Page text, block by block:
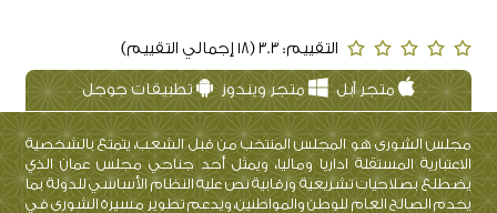
التقييم: 3.3 (18 إجمالي التقييم)
متجر آبل متجر ويندوز تطبيقات جوجل
مجلس الشورى هو المجلس المنتخب من قبل الشعب، يتمتع بالشخصية
الاعتبارية المستقلة اداريا وماليا، ويمثل أحد جناحي مجلس عمان الذي
يضطلع بصلاحيات تشريعية ورقابية نص عليه النظام الأساسي للدولة بما
يخدم الصالح العام للوطن والمواطنين، ويدعم تطوير مسيرة الشورى في